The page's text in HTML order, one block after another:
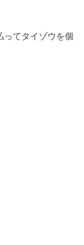
ってタイゾウを個